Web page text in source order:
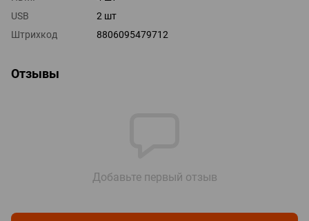
USB
2 шт
Штрихкод
8806095479712
Отзывы
Добавьте первый отзыв